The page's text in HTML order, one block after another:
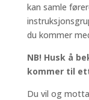
kan samle
du kommer
NB! Husk å
kommer til
Du vil og